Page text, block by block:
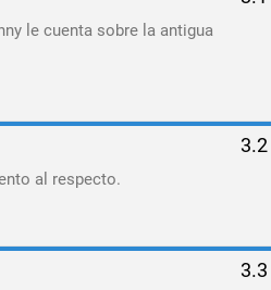
le cuenta sobre la antigua
al respecto.